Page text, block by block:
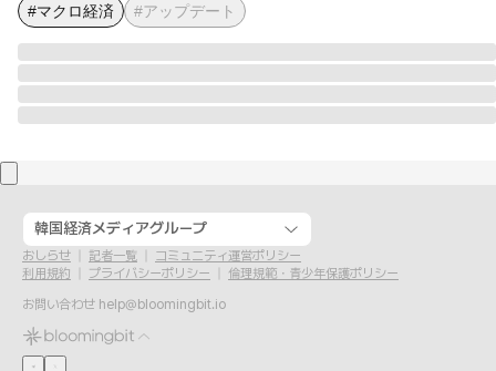
#マクロ経済 #アップデート
韓国経済メディアグループ
おしらせ 記者一覧
コミュニティ運営ポリシー
利用規約
プライバシーポリシー
倫理規範・青少年保護ポリシー
お問い合わせ help@bloomingbit.io